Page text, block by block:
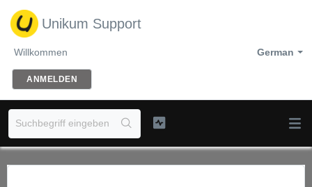
Unikum Support
German
Willkommen
ANMELDEN